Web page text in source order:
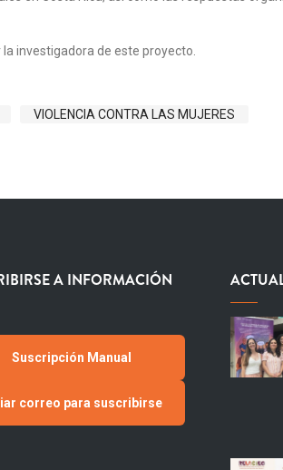
investigadora de este proyecto.
VIOLENCIA CONTRA LAS MUJERES
A INFORMACIÓN
Suscripción Manual
correo para suscribirse